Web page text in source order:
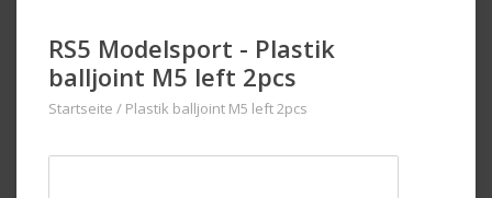
RS5 Modelsport - Plastik
balljoint M5 left 2pcs
Startseite / Plastik balljoint M5 left 2pcs